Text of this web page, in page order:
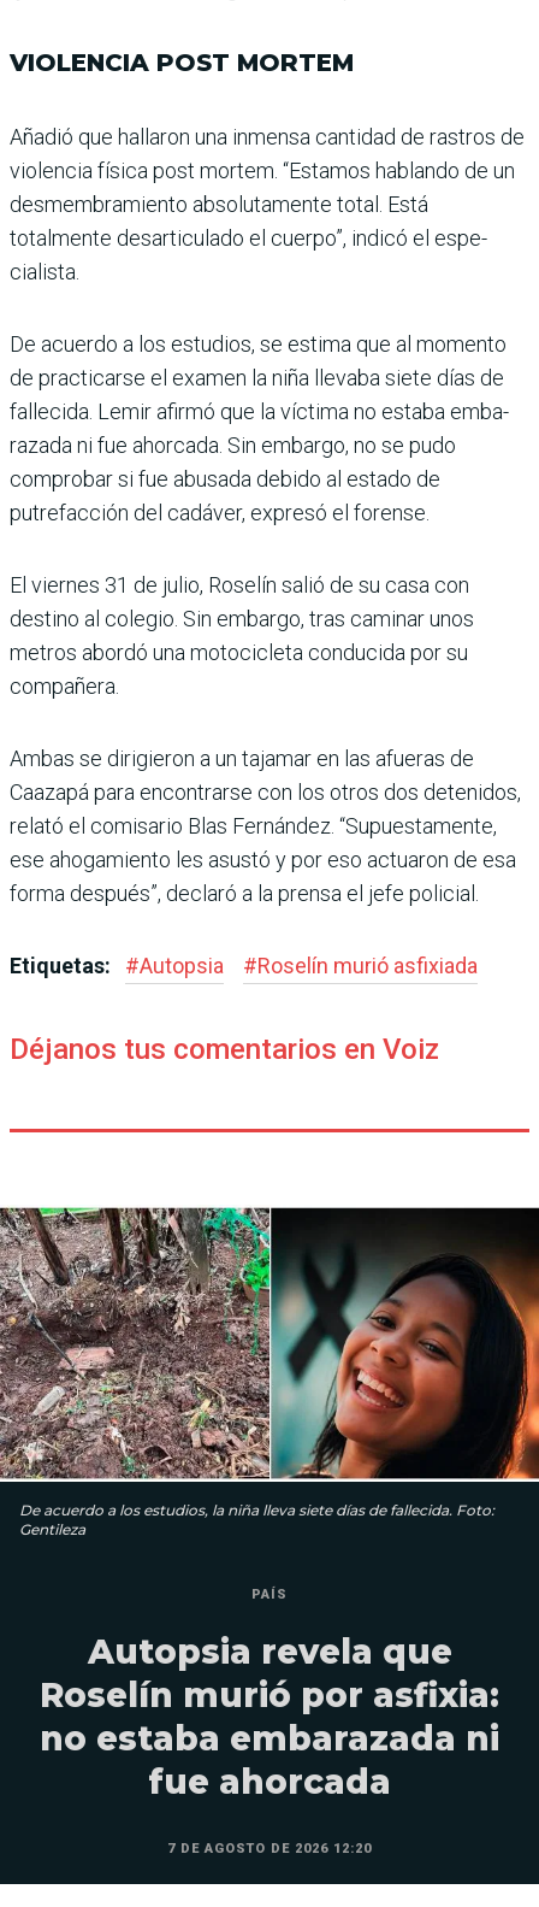
VIOLENCIA POST MORTEM
Añadió que hallaron una inmensa cantidad de ras­tros de
violencia física post mortem. “Estamos hablando de un
desmembramiento absolutamente total. Está
totalmente desarticulado el cuerpo”, indicó el espe­
cialista.
De acuerdo a los estudios, se estima que al momento
de practicarse el examen la niña llevaba siete días de
fallecida. Lemir afirmó que la víctima no estaba emba­
razada ni fue ahorcada. Sin embargo, no se pudo
compro­bar si fue abusada debido al estado de
putrefacción del cadáver, expresó el forense.
El viernes 31 de julio, Roselín salió de su casa con
destino al colegio. Sin embargo, tras caminar unos
metros abordó una motocicleta conducida por su
compañera.
Ambas se dirigieron a un taja­mar en las afueras de
Caazapá para encontrarse con los otros dos detenidos,
relató el comisa­rio Blas Fernández. “Supues­tamente,
ese ahogamiento les asustó y por eso actuaron de esa
forma después”, declaró a la prensa el jefe policial.
Etiquetas: #Autopsia #Roselín murió asfixiada
Déjanos tus comentarios en Voiz
De acuerdo a los estudios, la niña lleva siete días de fallecida. Foto:
Gentileza
PAÍS
Autopsia revela que
Roselín murió por asfixia:
no estaba embarazada ni
fue ahorcada
7 DE AGOSTO DE 2026 12:20